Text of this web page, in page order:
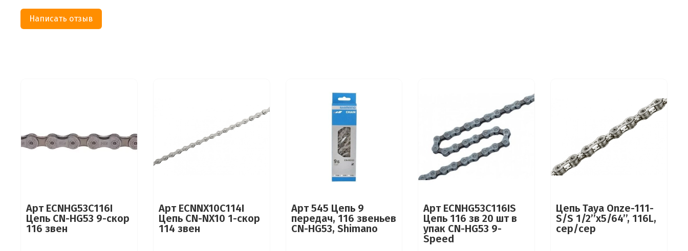
Написать отзыв
Арт ECNHG53C116I
Цепь CN-HG53 9-скор
116 звен
Арт ECNNX10C114I
Цепь CN-NX10 1-скор
114 звен
Арт 545 Цепь 9
передач, 116 звеньев
CN-HG53, Shimano
Арт ECNHG53C116IS
Цепь 116 зв 20 шт в
упак CN-HG53 9-
Speed
Цепь Taya Onze-111-
S/S 1/2’’x5/64’’, 116L,
сер/сер